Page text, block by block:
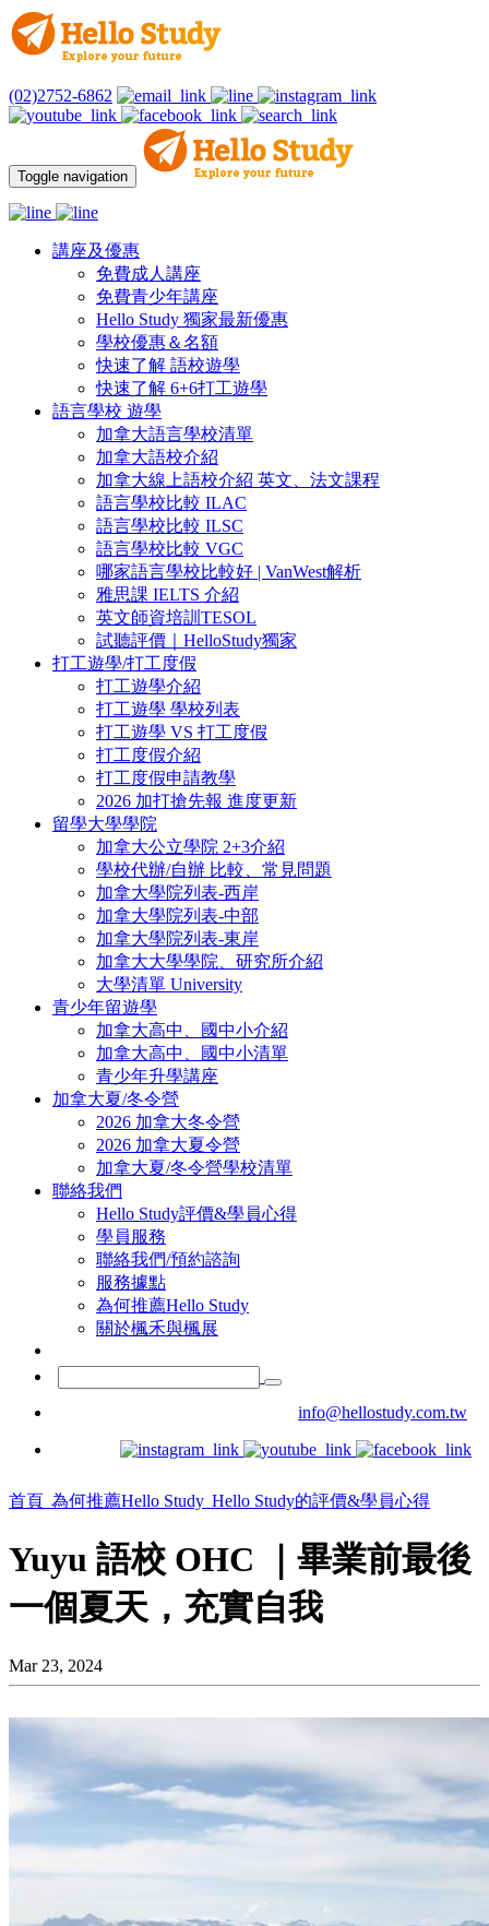
(02)2752-6862
Toggle navigation
講座及優惠
免費成人講座
免費青少年講座
Hello Study 獨家最新優惠
學校優惠＆名額
快速了解 語校遊學
快速了解 6+6打工遊學
語言學校 遊學
加拿大語言學校清單
加拿大語校介紹
加拿大線上語校介紹 英文、法文課程
語言學校比較 ILAC
語言學校比較 ILSC
語言學校比較 VGC
哪家語言學校比較好 | VanWest解析
雅思課 IELTS 介紹
英文師資培訓TESOL
試聽評價｜HelloStudy獨家
打工遊學/打工度假
打工遊學介紹
打工遊學 學校列表
打工遊學 VS 打工度假
打工度假介紹
打工度假申請教學
2026 加打搶先報 進度更新
留學大學學院
加拿大公立學院 2+3介紹
學校代辦/自辦 比較、常見問題
加拿大學院列表-西岸
加拿大學院列表-中部
加拿大學院列表-東岸
加拿大大學學院、研究所介紹
大學清單 University
青少年留遊學
加拿大高中、國中小介紹
加拿大高中、國中小清單
青少年升學講座
加拿大夏/冬令營
2026 加拿大冬令營
2026 加拿大夏令營
加拿大夏/冬令營學校清單
聯絡我們
Hello Study評價&學員心得
學員服務
聯絡我們/預約諮詢
服務據點
為何推薦Hello Study
關於楓禾與楓展
info@hellostudy.com.tw
首頁 為何推薦Hello Study Hello Study的評價&學員心得
Yuyu 語校 OHC ｜畢業前最後
一個夏天，充實自我
Mar 23, 2024